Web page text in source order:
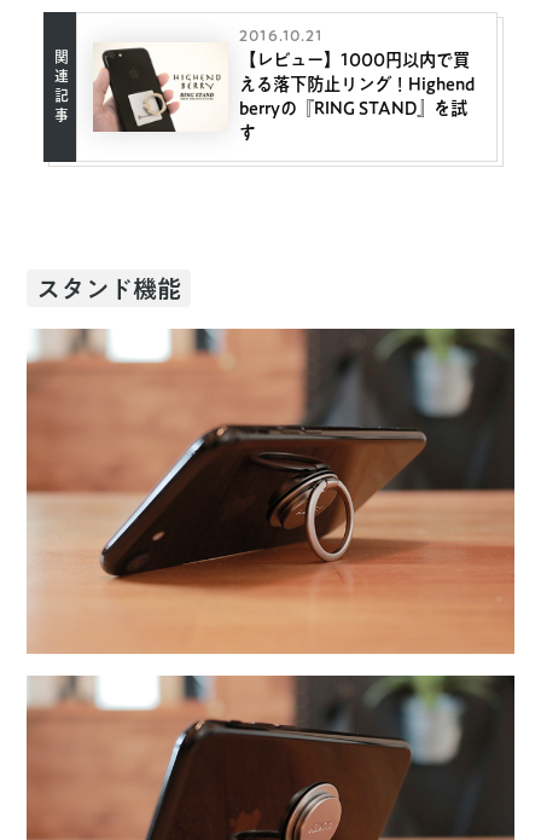
2016.10.21
【レビュー】1000円以内で買
える落下防止リング！Highend
berryの『RING STAND』を試
す
スタンド機能